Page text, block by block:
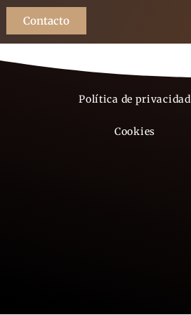
Contacto
Política de privacidad
Cookies